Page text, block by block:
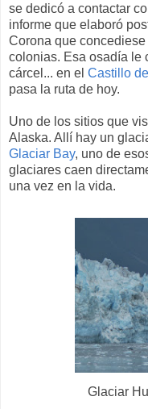
se dedicó a contactar
informe que elaboró
Corona que
colonias. Esa osadía le
cárcel... en el Castillo
pasa la ruta de hoy.
Uno de los sitios que
Alaska. Allí hay un
Glaciar Bay, uno de
glaciares caen
una vez en la vida.
Glaciar